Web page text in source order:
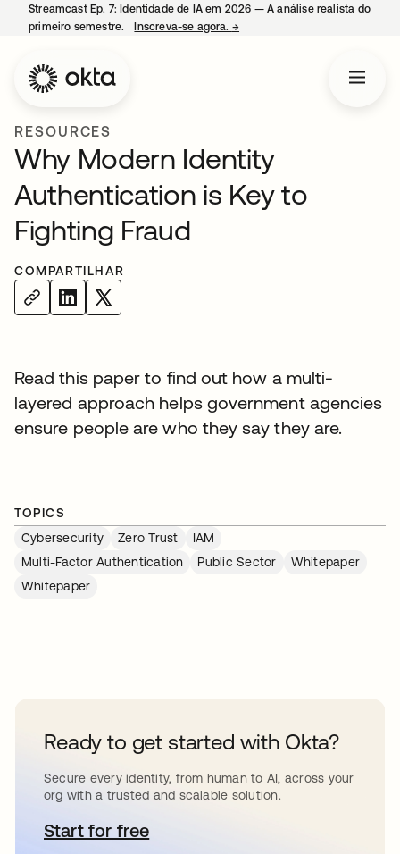
Streamcast Ep. 7: Identidade de IA em 2026 — A análise realista do
primeiro semestre.
Inscreva-se agora. →
RESOURCES
Why Modern Identity
Authentication is Key to
Fighting Fraud
COMPARTILHAR
Read this paper to find out how a multi-
layered approach helps government agencies
ensure people are who they say they are.
TOPICS
Cybersecurity
Zero Trust
IAM
Multi-Factor Authentication
Public Sector
Whitepaper
Whitepaper
Ready to get started with Okta?
Secure every identity, from human to AI, across your
org with a trusted and scalable solution.
Start for freeabre em uma nova guia